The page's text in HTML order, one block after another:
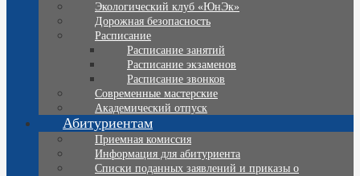
Экологический клуб «ЮнЭк»
Дорожная безопасность
Расписание
Расписание занятий
Расписание экзаменов
Расписание звонков
Современные мастерские
Академический отпуск
Абитуриентам
Приемная комиссия
Информация для абитуриента
Списки поданных заявлений и приказы о